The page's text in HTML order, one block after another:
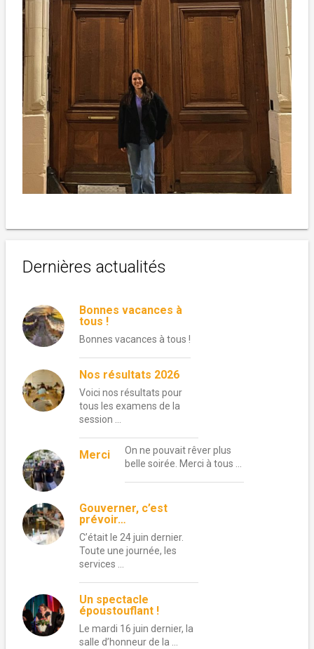
Dernières actualités
Bonnes vacances à
tous !
Bonnes vacances à tous !
Nos résultats 2026
Voici nos résultats pour
tous les examens de la
session …
Merci
On ne pouvait rêver plus
belle soirée. Merci à tous …
Gouverner, c’est
prévoir…
C’était le 24 juin dernier.
Toute une journée, les
services …
Un spectacle
époustouflant !
Le mardi 16 juin dernier, la
salle d’honneur de la …